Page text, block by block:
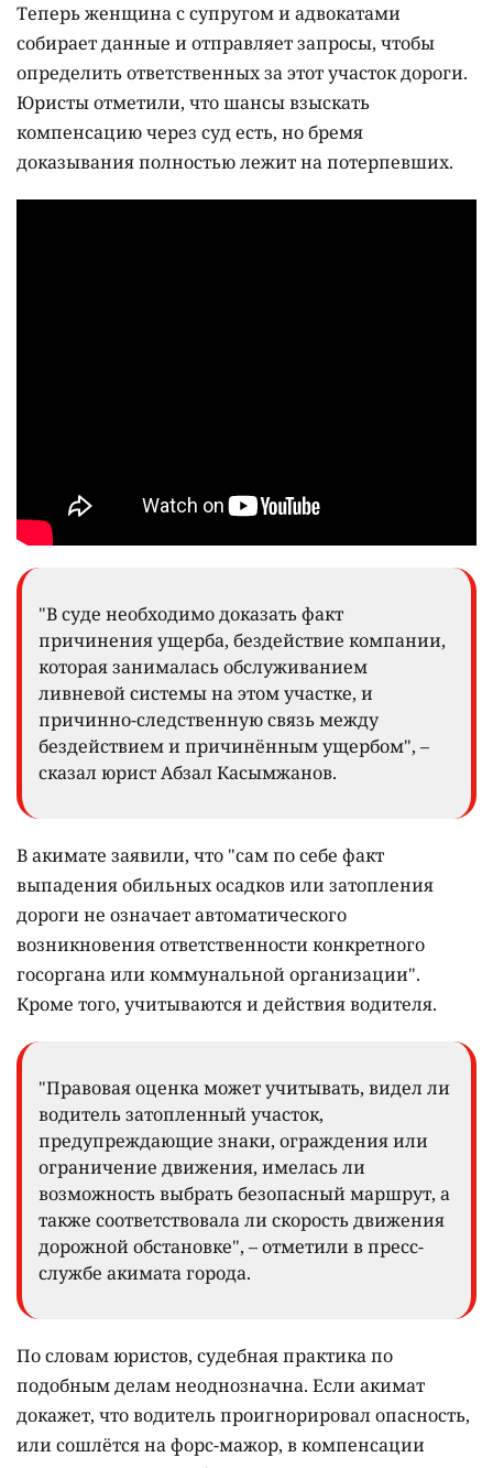
Теперь женщина с супругом и адвокатами
собирает данные и отправляет запросы, чтобы
определить ответственных за этот участок дороги.
Юристы отметили, что шансы взыскать
компенсацию через суд есть, но бремя
доказывания полностью лежит на потерпевших.
"В суде необходимо доказать факт
причинения ущерба, бездействие компании,
которая занималась обслуживанием
ливневой системы на этом участке, и
причинно-следственную связь между
бездействием и причинённым ущербом", –
сказал юрист Абзал Касымжанов.
В акимате заявили, что "сам по себе факт
выпадения обильных осадков или затопления
дороги не означает автоматического
возникновения ответственности конкретного
госоргана или коммунальной организации".
Кроме того, учитываются и действия водителя.
"Правовая оценка может учитывать, видел ли
водитель затопленный участок,
предупреждающие знаки, ограждения или
ограничение движения, имелась ли
возможность выбрать безопасный маршрут, а
также соответствовала ли скорость движения
дорожной обстановке", – отметили в пресс-
службе акимата города.
По словам юристов, судебная практика по
подобным делам неоднозначна. Если акимат
докажет, что водитель проигнорировал опасность,
или сошлётся на форс-мажор, в компенсации